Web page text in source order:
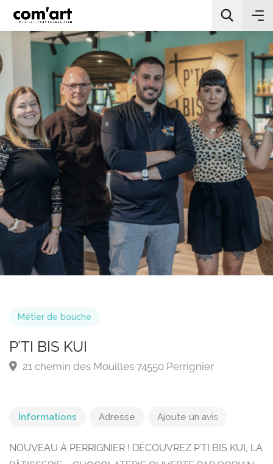
All Categories
Chercher
Métier de bouche
P’TI BIS KUI
21 chemin des Mouilles 74550 Perrignier
Informations Adresse Ajoute un avis
NOUVEAU À PERRIGNIER ! DÉCOUVREZ P’TI BIS KUI, LA